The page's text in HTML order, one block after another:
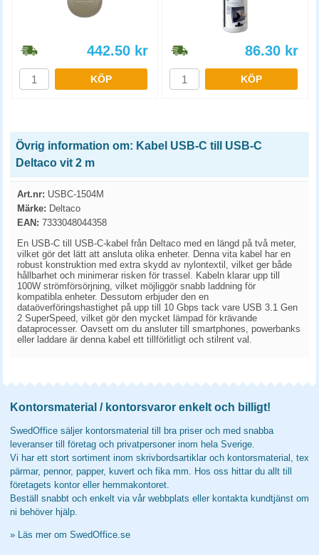
442.50 kr
KÖP
86.30 kr
KÖP
Övrig information om: Kabel USB-C till USB-C
Deltaco vit 2 m
Art.nr: USBC-1504M
Märke: Deltaco
EAN: 7333048044358
En USB-C till USB-C-kabel från Deltaco med en längd på två meter,
vilket gör det lätt att ansluta olika enheter. Denna vita kabel har en
robust konstruktion med extra skydd av nylontextil, vilket ger både
hållbarhet och minimerar risken för trassel. Kabeln klarar upp till
100W strömförsörjning, vilket möjliggör snabb laddning för
kompatibla enheter. Dessutom erbjuder den en
dataöverföringshastighet på upp till 10 Gbps tack vare USB 3.1 Gen
2 SuperSpeed, vilket gör den mycket lämpad för krävande
dataprocesser. Oavsett om du ansluter till smartphones, powerbanks
eller laddare är denna kabel ett tillförlitligt och stilrent val.
Kontorsmaterial / kontorsvaror enkelt och billigt!
SwedOffice säljer kontorsmaterial till bra priser och med snabba
leveranser till företag och privatpersoner inom hela Sverige.
Vi har ett stort sortiment inom skrivbordsartiklar och kontorsmaterial, tex
pärmar, pennor, papper, kuvert och fika mm. Hos oss hittar du allt till
företagets kontor eller hemmakontoret.
Beställ snabbt och enkelt via vår webbplats eller kontakta kundtjänst om
ni behöver hjälp.
» Läs mer om SwedOffice.se